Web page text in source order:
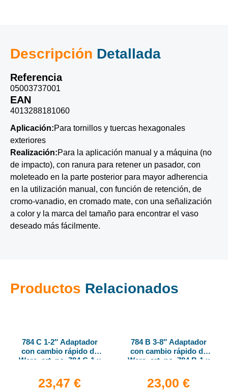
Descripción Detallada
Referencia
05003737001
EAN
4013288181060
Aplicación:Para tornillos y tuercas hexagonales
exteriores
Realización:Para la aplicación manual y a máquina (no
de impacto), con ranura para retener un pasador, con
moleteado en la parte posterior para mayor adherencia
en la utilización manual, con función de retención, de
cromo-vanadio, en cromado mate, con una señalización
a color y la marca del tamaño para encontrar el vaso
deseado más fácilmente.
Productos Relacionados
784 C 1-2″ Adaptador
con cambio rápido de
Wera, art. no. 784 C-1 x
23,47 €
784 B 3-8″ Adaptador
con cambio rápido de
Wera, art. no. 784 B-1 x
23,00 €